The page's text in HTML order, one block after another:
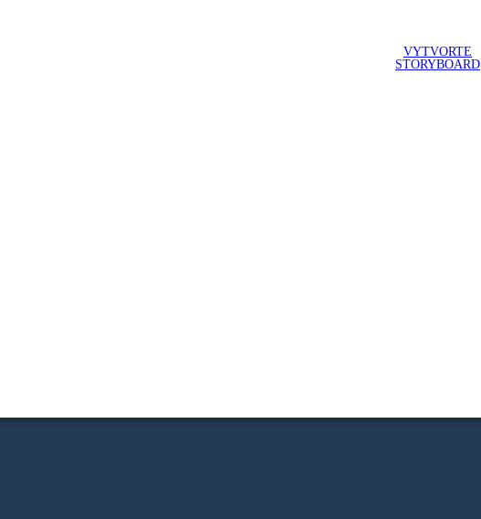
VYTVORTE
STORYBOARD